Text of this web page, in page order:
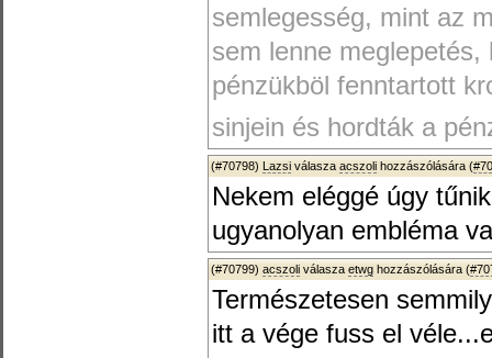
semlegesség, mint az
sem lenne
pénzükböl fenntartott
sinjein és hordták a
(#70798) Lazsi válasza acszoli hozzászólására (
Nekem eléggé úgy
ugyanolyan embléma
(#70799) acszoli válasza etwg hozzászólására (
Természetesen
itt a vége fuss el